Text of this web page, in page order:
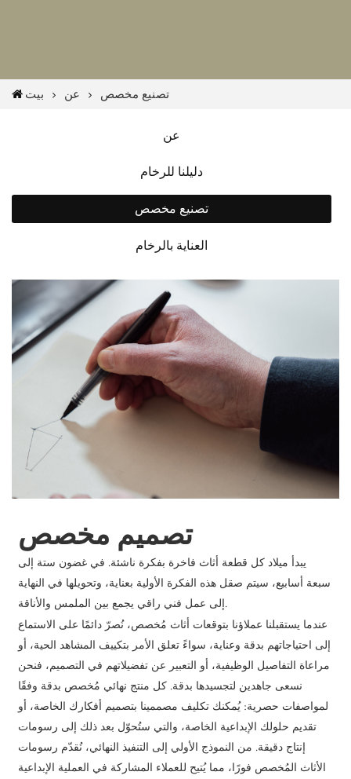
بيت عن تصنيع مخصص
عن
دليلنا للرخام
تصنيع مخصص
العناية بالرخام
تصميم مخصص
يبدأ ميلاد كل قطعة أثاث فاخرة بفكرة ناشئة. في غضون ستة إلى
سبعة أسابيع، سيتم صقل هذه الفكرة الأولية بعناية، وتحويلها في النهاية
إلى عمل فني راقي يجمع بين الملمس والأناقة.
عندما يستقبلنا عملاؤنا بتوقعات أثاث مُخصص، نُصرّ دائمًا على الاستماع
إلى احتياجاتهم بدقة وعناية، سواءً تعلق الأمر بتكييف المشاهد الحية، أو
مراعاة التفاصيل الوظيفية، أو التعبير عن تفضيلاتهم في التصميم، فنحن
نسعى جاهدين لتجسيدها بدقة. كل منتج نهائي مُخصص بدقة وفقًا
لمواصفات حصرية: يُمكنك تكليف مصممينا بتصميم أفكارك الخاصة، أو
تقديم حلولك الإبداعية الخاصة، والتي ستُحوّل بعد ذلك إلى رسومات
إنتاج دقيقة. من النموذج الأولي إلى التنفيذ النهائي، نُقدّم رسومات
الأثاث المُخصص فورًا، مما يُتيح للعملاء المشاركة في العملية الإبداعية